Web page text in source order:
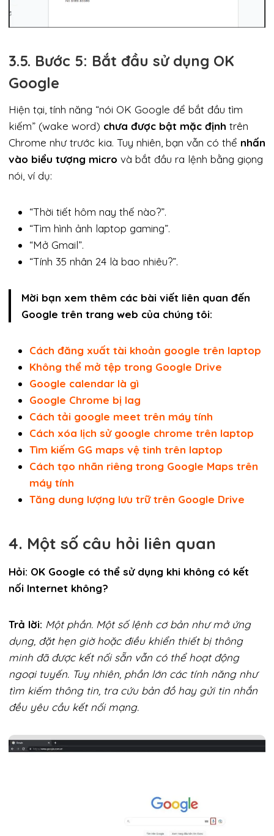
3.5. Bước 5: Bắt đầu sử dụng OK
Google
Hiện tại, tính năng “nói OK Google để bắt đầu tìm
kiếm” (wake word) chưa được bật mặc định trên
Chrome như trước kia. Tuy nhiên, bạn vẫn có thể nhấn
vào biểu tượng micro và bắt đầu ra lệnh bằng giọng
nói, ví dụ:
“Thời tiết hôm nay thế nào?”.
“Tìm hình ảnh laptop gaming”.
“Mở Gmail”.
“Tính 35 nhân 24 là bao nhiêu?”.
Mời bạn xem thêm các bài viết liên quan đến
Google trên trang web của chúng tôi:
Cách đăng xuất tài khoản google trên laptop
Không thể mở tệp trong Google Drive
Google calendar là gì
Google Chrome bị lag
Cách tải google meet trên máy tính
Cách xóa lịch sử google chrome trên laptop
Tìm kiếm GG maps vệ tinh trên laptop
Cách tạo nhãn riêng trong Google Maps trên
máy tính
Tăng dung lượng lưu trữ trên Google Drive
4. Một số câu hỏi liên quan
Hỏi: OK Google có thể sử dụng khi không có kết
nối Internet không?
Trả lời: Một phần. Một số lệnh cơ bản như mở ứng
dụng, đặt hẹn giờ hoặc điều khiển thiết bị thông
minh đã được kết nối sẵn vẫn có thể hoạt động
ngoại tuyến. Tuy nhiên, phần lớn các tính năng như
tìm kiếm thông tin, tra cứu bản đồ hay gửi tin nhắn
đều yêu cầu kết nối mạng.